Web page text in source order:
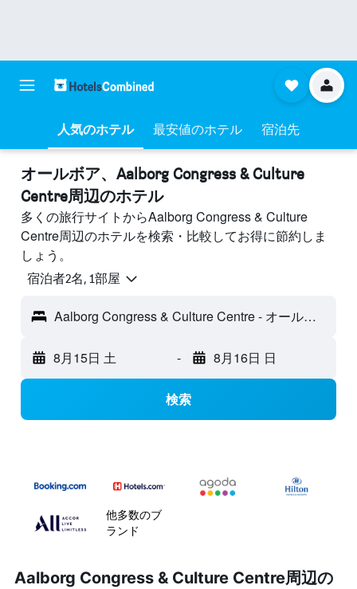
人気のホテル 最安値のホテル 宿泊先
オールボア​、Aalborg Congress & Culture
Centre周辺のホテル
多くの旅行サイトからAalborg Congress & Culture
Centre周辺のホテルを検索・比較してお得に節約しま
しょう。
宿泊者2名, 1​部屋
Aalborg Congress & Culture Centre - オールボア, デンマーク
8月15日 土 - 8月16日 日
検索
他多数のブ
ランド
Aalborg Congress & Culture Centre周辺の